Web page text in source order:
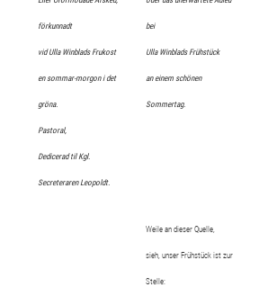
förkunnadt
vid Ulla Winblads Frukost
en sommar-morgon i det
gröna.
Pastoral,
Dedicerad til Kgl.
Secreteraren Leopoldt.
bei
Ulla Winblads Frühstück
an einem schönen
Sommertag.
Weile an dieser Quelle,
sieh, unser Frühstück ist zur
Stelle: